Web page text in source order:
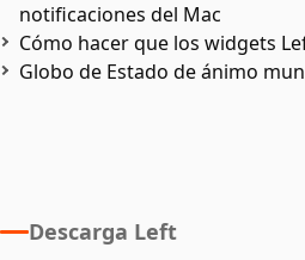
notificaciones del Mac
Cómo hacer que los widgets
Globo de Estado de ánimo
Descarga Left